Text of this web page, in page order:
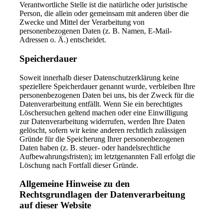
Verantwortliche Stelle ist die natürliche oder juristische
Person, die allein oder gemeinsam mit anderen über die
Zwecke und Mittel der Verarbeitung von
personenbezogenen Daten (z. B. Namen, E-Mail-
Adressen o. Ä.) entscheidet.
Speicherdauer
Soweit innerhalb dieser Datenschutzerklärung keine
speziellere Speicherdauer genannt wurde, verbleiben Ihre
personenbezogenen Daten bei uns, bis der Zweck für die
Datenverarbeitung entfällt. Wenn Sie ein berechtigtes
Löschersuchen geltend machen oder eine Einwilligung
zur Datenverarbeitung widerrufen, werden Ihre Daten
gelöscht, sofern wir keine anderen rechtlich zulässigen
Gründe für die Speicherung Ihrer personenbezogenen
Daten haben (z. B. steuer- oder handelsrechtliche
Aufbewahrungsfristen); im letztgenannten Fall erfolgt die
Löschung nach Fortfall dieser Gründe.
Allgemeine Hinweise zu den
Rechtsgrundlagen der Datenverarbeitung
auf dieser Website